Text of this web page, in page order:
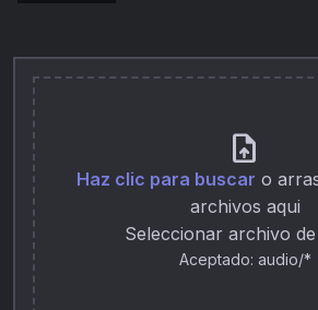
upload_file
Haz clic para buscar o
archivos aqui
Seleccionar archivo
Aceptado: audio/*